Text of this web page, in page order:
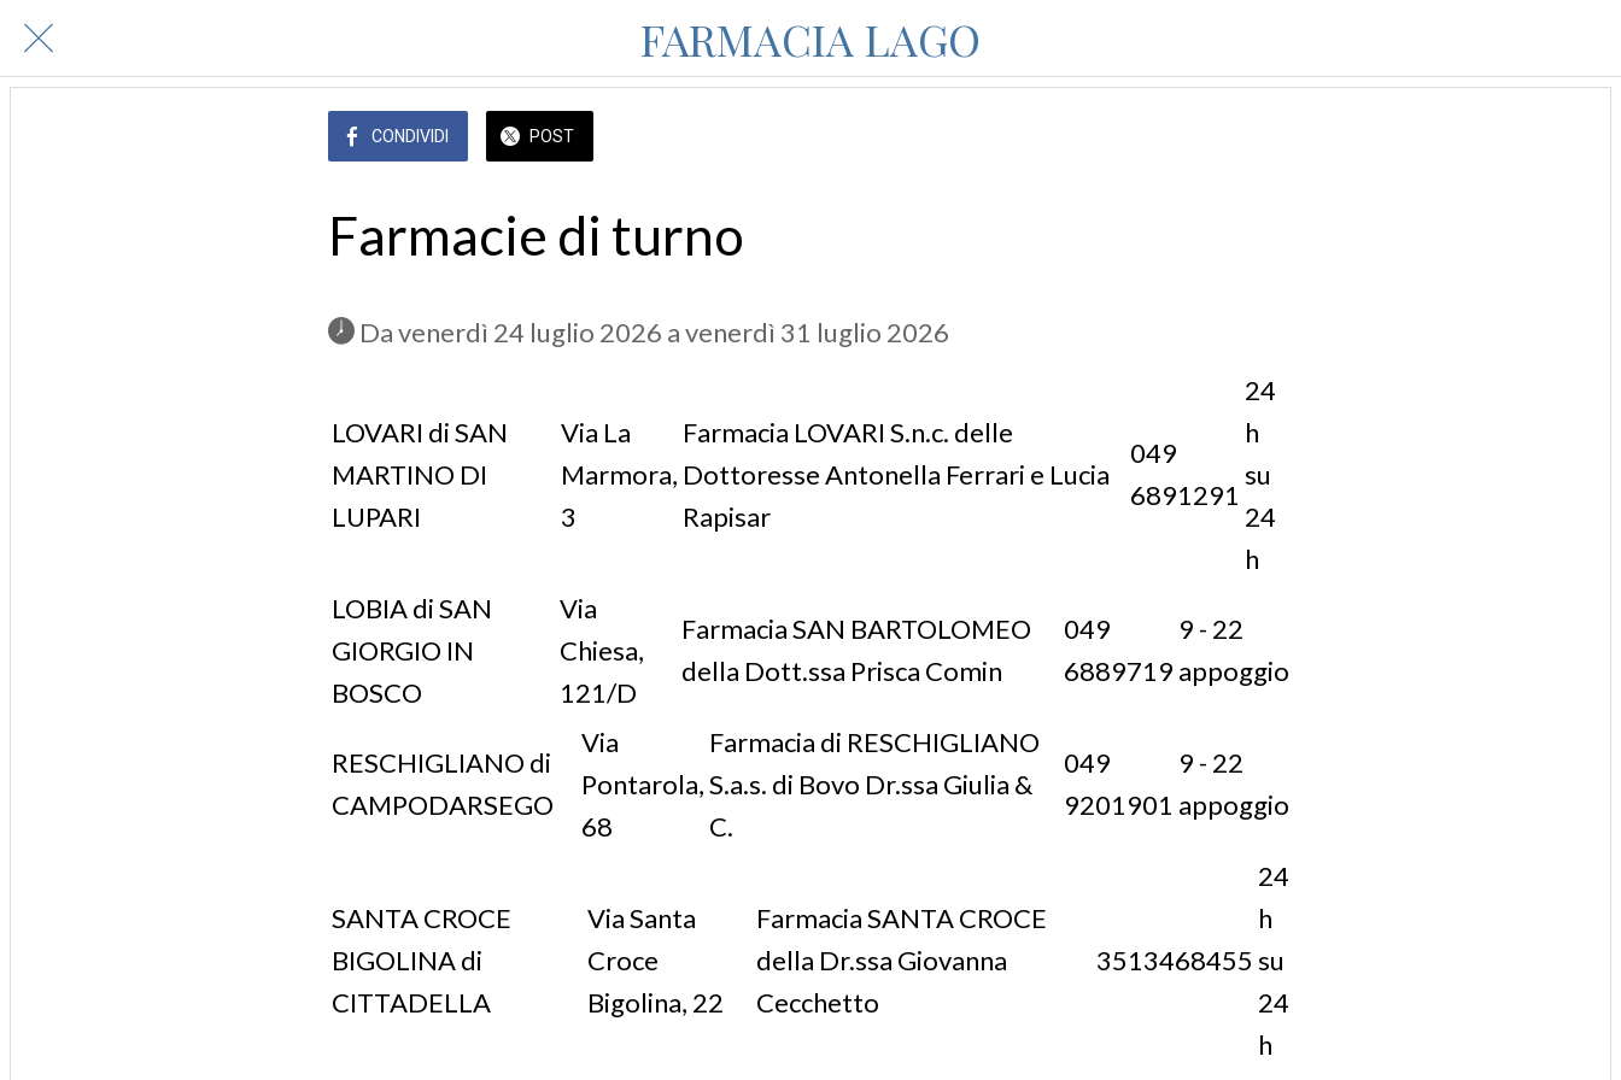
FARMACIA LAGO
CONDIVIDI POST
Farmacie di turno
Da venerdì 24 luglio 2026 a venerdì 31 luglio 2026
LOVARI di SAN
MARTINO DI
LUPARI
Via La
Marmora,
3
Farmacia LOVARI S.n.c. delle
Dottoresse Antonella Ferrari e Lucia
Rapisar
049
6891291
24
h
su
24
h
LOBIA di SAN
GIORGIO IN
BOSCO
Via
Chiesa,
121/D
Farmacia SAN BARTOLOMEO
della Dott.ssa Prisca Comin
049
6889719
9 - 22
appoggio
RESCHIGLIANO di
CAMPODARSEGO
Via
Pontarola,
68
Farmacia di RESCHIGLIANO
S.a.s. di Bovo Dr.ssa Giulia &
C.
049
9201901
9 - 22
appoggio
SANTA CROCE
BIGOLINA di
CITTADELLA
Via Santa
Croce
Bigolina, 22
Farmacia SANTA CROCE
della Dr.ssa Giovanna
Cecchetto
3513468455
24
h
su
24
h